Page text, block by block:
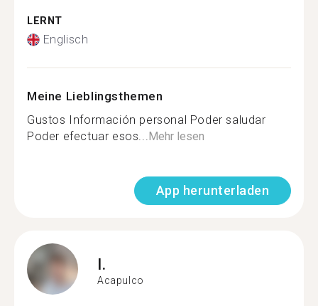
LERNT
Englisch
Meine Lieblingsthemen
Gustos Información personal Poder saludar
Poder efectuar esos...Mehr lesen
App herunterladen
I.
Acapulco